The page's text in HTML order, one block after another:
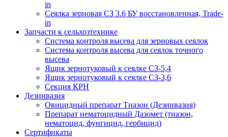
in
Сеялка зерновая СЗ 3.6 БУ восстановленная, Trade-
in
Запчасти к сельхозтехнике
Система контроля высева для зерновых сеялок
Система контроля высева для сеялок точного
высева
Ящик зернотуковый к сеялке СЗ-5,4
Ящик зернотуковый к сеялке СЗ-3,6
Секция КРН
Дезинвазия
Овицидный препарат Тиазон (Дезинвазия)
Препарат нематоцидный Дазомет (тиазон,
нематоцид, фунгицид, гербицид)
Сертификаты